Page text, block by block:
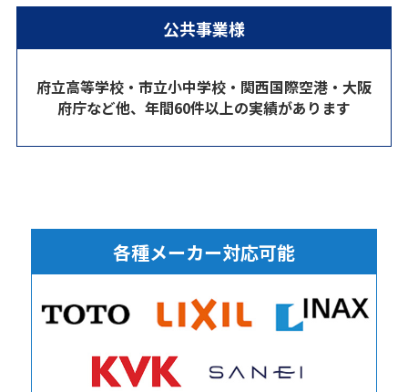
公共事業様
府立高等学校・市立小中学校・関西国際空港・大阪
府庁など他、年間60件以上の実績があります
各種メーカー対応可能